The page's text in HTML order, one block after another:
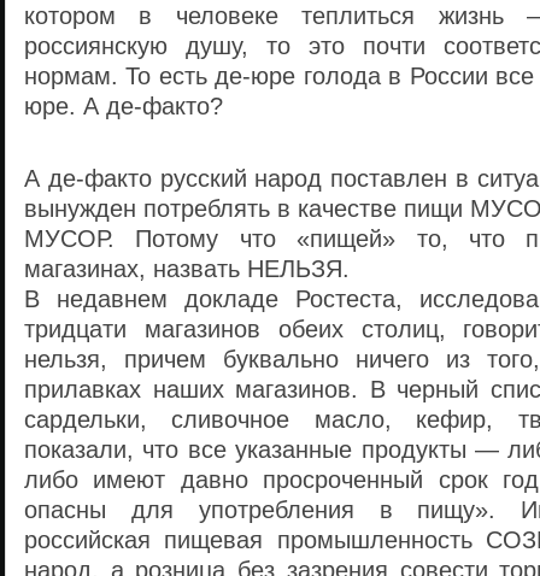
котором в человеке теплиться
россиянскую душу, то это почти
нормам. То есть де-юре голода в России
юре. А де-факто?
А де-факто русский народ поставлен в
вынужден потреблять в качестве пищи
МУСОР. Потому что «пищей» то, что
магазинах, назвать НЕЛЬЗЯ.
В недавнем докладе Ростеста,
тридцати магазинов обеих столиц,
нельзя, причем буквально ничего из
прилавках наших магазинов. В черный
сардельки, сливочное масло, кефир,
показали, что все указанные продукты —
либо имеют давно просроченный срок
опасны для употребления в пищу».
российская пищевая промышленность
народ, а розница без зазрения совести